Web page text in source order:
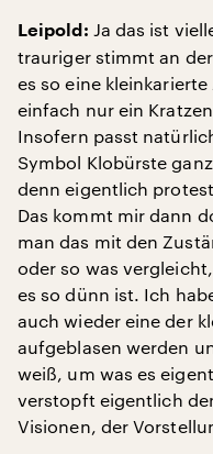
Leipold: Ja das ist
trauriger stimmt an
es so eine
einfach nur ein
Insofern passt
Symbol Klobürste
denn eigentlich
Das kommt mir dann
man das mit den
oder so was
es so dünn ist. Ich
auch wieder eine der
aufgeblasen werden
weiß, um was es
verstopft eigentlich
Visionen, der